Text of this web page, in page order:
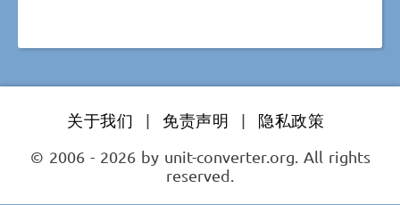
关于我们 | 免责声明 |
隐私政策
© 2006 - 2026 by unit-converter.org. All rights
reserved.